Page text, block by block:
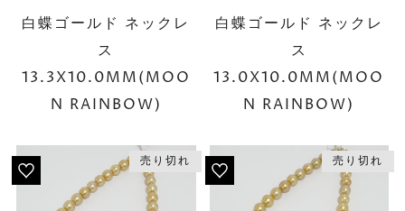
白蝶ゴールド ネックレ
ス
13.3X10.0MM(MOO
N RAINBOW)
白蝶ゴールド ネックレ
ス
13.0X10.0MM(MOO
N RAINBOW)
売り切れ 売り切れ